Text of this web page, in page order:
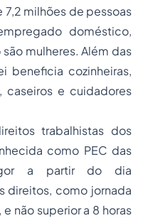
7,2 milhões de pessoas
doméstico,
mulheres. Além das
beneficia cozinheiras,
caseiros e cuidadores
trabalhistas dos
como PEC das
a partir do dia
direitos, como jornada
não superior a 8 horas